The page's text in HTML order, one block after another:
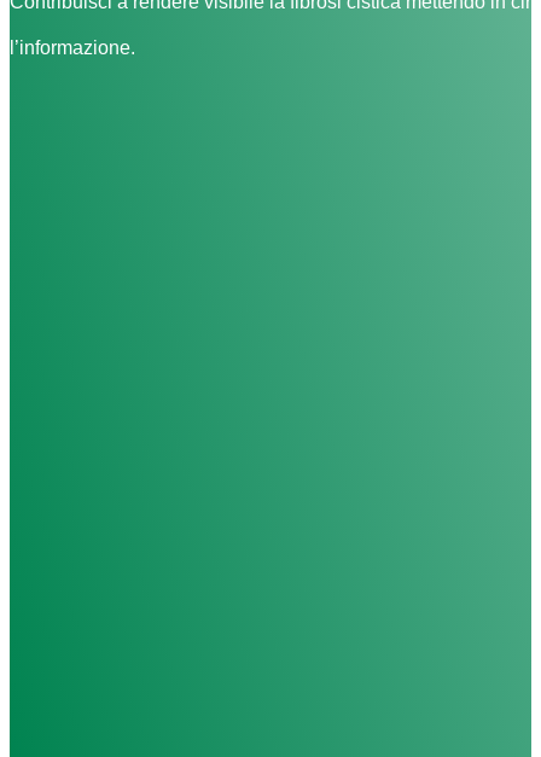
l’informazione.